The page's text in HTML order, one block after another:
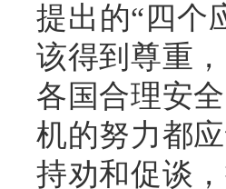
提出的“四个
该得到尊重
各国合理安
机的努力都
持劝和促谈